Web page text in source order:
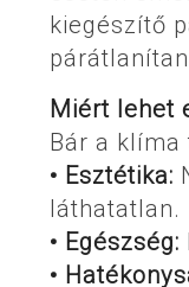
kiegészítő
Miért lehet
Bár a klíma
• Esztétika:
láthatatlan.
• Egészség:
•